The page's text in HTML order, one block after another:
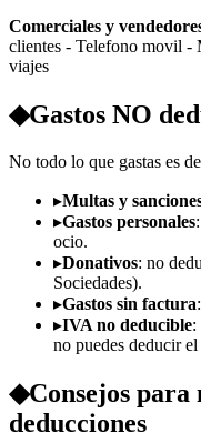
Comerciales y
clientes - Telefono movil -
viajes
◆Gastos NO
No todo lo que gastas es
▸Multas y
▸Gastos personales
ocio.
▸Donativos: no
Sociedades).
▸Gastos sin factura
▸IVA no deducible:
no puedes deducir
◆Consejos
deducciones